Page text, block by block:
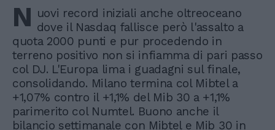
N uovi record iniziali anche oltreoceano
dove il Nasdaq fallisce però l'assalto a
quota 2000 punti e pur procedendo in
terreno positivo non si infiamma di pari passo
col DJ. L'Europa lima i guadagni sul finale,
consolidando. Milano termina col Mibtel a
+1,07% contro il +1,1% del Mib 30 a +1,1%
parimerito col Numtel. Buono anche il
bilancio settimanale con Mibtel e Mib 30 in